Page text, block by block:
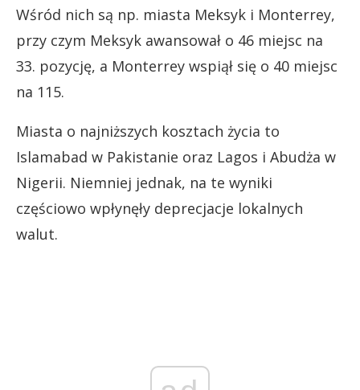
Wśród nich są np. miasta Meksyk i Monterrey,
przy czym Meksyk awansował o 46 miejsc na
33. pozycję, a Monterrey wspiął się o 40 miejsc
na 115.
Miasta o najniższych kosztach życia to
Islamabad w Pakistanie oraz Lagos i Abudża w
Nigerii. Niemniej jednak, na te wyniki
częściowo wpłynęły deprecjacje lokalnych
walut.